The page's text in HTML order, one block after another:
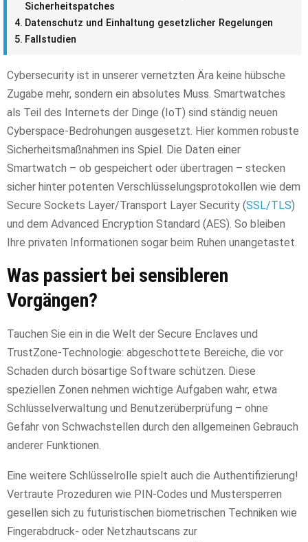
Sicherheitspatches
Datenschutz und Einhaltung gesetzlicher Regelungen
Fallstudien
Cybersecurity ist in unserer vernetzten Ära keine hübsche
Zugabe mehr, sondern ein absolutes Muss. Smartwatches
als Teil des Internets der Dinge (IoT) sind ständig neuen
Cyberspace-Bedrohungen ausgesetzt. Hier kommen robuste
Sicherheitsmaßnahmen ins Spiel. Die Daten einer
Smartwatch – ob gespeichert oder übertragen – stecken
sicher hinter potenten Verschlüsselungsprotokollen wie dem
Secure Sockets Layer/Transport Layer Security (SSL/TLS)
und dem Advanced Encryption Standard (AES). So bleiben
Ihre privaten Informationen sogar beim Ruhen unangetastet.
Was passiert bei sensibleren
Vorgängen?
Tauchen Sie ein in die Welt der Secure Enclaves und
TrustZone-Technologie: abgeschottete Bereiche, die vor
Schaden durch bösartige Software schützen. Diese
speziellen Zonen nehmen wichtige Aufgaben wahr, etwa
Schlüsselverwaltung und Benutzerüberprüfung – ohne
Gefahr von Schwachstellen durch den allgemeinen Gebrauch
anderer Funktionen.
Eine weitere Schlüsselrolle spielt auch die Authentifizierung!
Vertraute Prozeduren wie PIN-Codes und Mustersperren
gesellen sich zu futuristischen biometrischen Techniken wie
Fingerabdruck- oder Netzhautscans zur